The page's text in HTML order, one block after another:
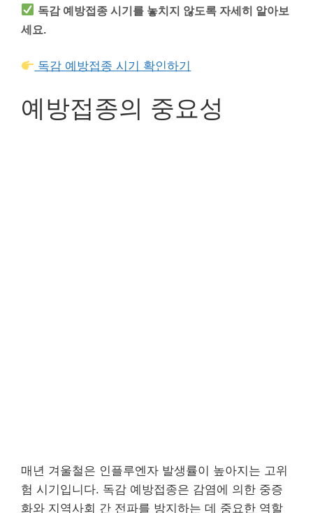
독감 예방접종 시기를 놓치지 않도록 자세히 알아보
세요.
독감 예방접종 시기 확인하기
예방접종의 중요성
매년 겨울철은 인플루엔자 발생률이 높아지는 고위
험 시기입니다. 독감 예방접종은 감염에 의한 중증
화와 지역사회 간 전파를 방지하는 데 중요한 역할